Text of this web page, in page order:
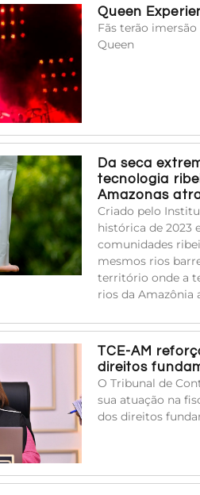
Queen
Fãs terão
Queen
Da seca
tecnologia
Amazonas
Criado pelo
histórica de 2023
comunidades
mesmos rios
território onde a
rios da Amazônia
TCE-AM
direitos
O Tribunal de
sua atuação na
dos direitos